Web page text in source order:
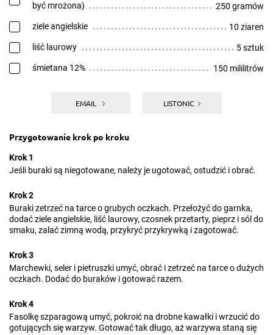
być mrożona)
250 gramów
ziele angielskie 10 ziaren
liść laurowy 5 sztuk
śmietana 12% 150 mililitrów
EMAIL LISTONIC
Przygotowanie krok po kroku
Krok 1
Jeśli buraki są niegotowane, należy je ugotować, ostudzić i obrać.
Krok 2
Buraki zetrzeć na tarce o grubych oczkach. Przełożyć do garnka,
dodać ziele angielskie, liść laurowy, czosnek przetarty, pieprz i sól do
smaku, zalać zimną wodą, przykryć przykrywką i zagotować.
Krok 3
Marchewki, seler i pietruszki umyć, obrać i zetrzeć na tarce o dużych
oczkach. Dodać do buraków i gotować razem.
Krok 4
Fasolkę szparagową umyć, pokroić na drobne kawałki i wrzucić do
gotujących się warzyw. Gotować tak długo, aż warzywa staną się